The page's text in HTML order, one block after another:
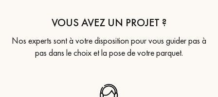
VOUS AVEZ UN PROJET ?
Nos experts sont à votre disposition pour vous guider pas à
pas dans le choix et la pose de votre parquet.